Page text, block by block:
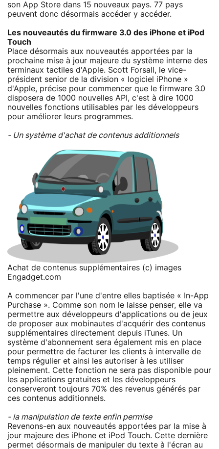
son App Store dans 15 nouveaux pays. 77 pays
peuvent donc désormais accéder y accéder.
Les nouveautés du firmware 3.0 des iPhone et iPod
Touch
Place désormais aux nouveautés apportées par la
prochaine mise à jour majeure du système interne des
terminaux tactiles d'Apple. Scott Forsall, le vice-
président senior de la division « logiciel iPhone »
d'Apple, précise pour commencer que le firmware 3.0
disposera de 1000 nouvelles API, c'est à dire 1000
nouvelles fonctions utilisables par les développeurs
pour améliorer leurs programmes.
- Un système d'achat de contenus additionnels
Achat de contenus supplémentaires (c) images
Engadget.com
A commencer par l'une d'entre elles baptisée « In-App
Purchase ». Comme son nom le laisse penser, elle va
permettre aux développeurs d'applications ou de jeux
de proposer aux mobinautes d'acquérir des contenus
supplémentaires directement depuis iTunes. Un
système d'abonnement sera également mis en place
pour permettre de facturer les clients à intervalle de
temps régulier et ainsi les autoriser à les utiliser
pleinement. Cette fonction ne sera pas disponible pour
les applications gratuites et les développeurs
conserveront toujours 70% des revenus générés par
ces contenus additionnels.
- la manipulation de texte enfin permise
Revenons-en aux nouveautés apportées par la mise à
jour majeure des iPhone et iPod Touch. Cette dernière
permet désormais de manipuler du texte à l'écran au